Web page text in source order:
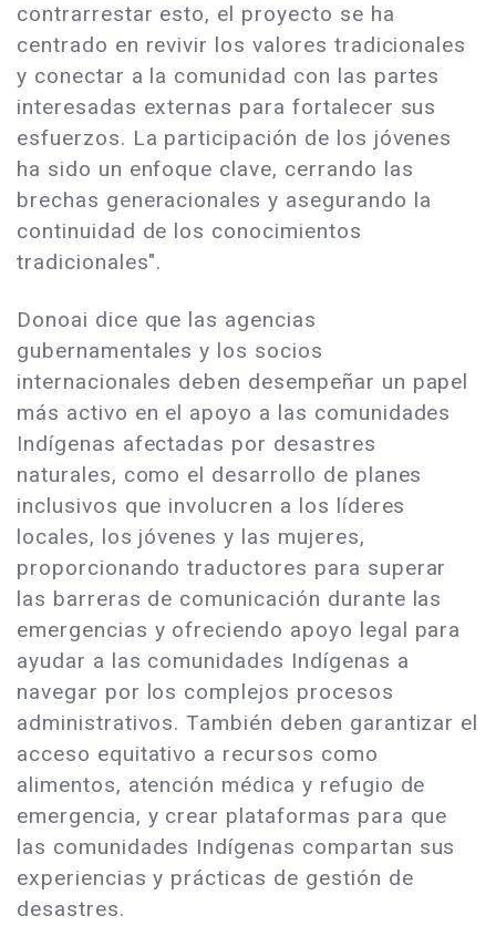
contrarrestar esto, el proyecto se ha
centrado en revivir los valores tradicionales
y conectar a la comunidad con las partes
interesadas externas para fortalecer sus
esfuerzos. La participación de los jóvenes
ha sido un enfoque clave, cerrando las
brechas generacionales y asegurando la
continuidad de los conocimientos
tradicionales".
Donoai dice que las agencias
gubernamentales y los socios
internacionales deben desempeñar un papel
más activo en el apoyo a las comunidades
Indígenas afectadas por desastres
naturales, como el desarrollo de planes
inclusivos que involucren a los líderes
locales, los jóvenes y las mujeres,
proporcionando traductores para superar
las barreras de comunicación durante las
emergencias y ofreciendo apoyo legal para
ayudar a las comunidades Indígenas a
navegar por los complejos procesos
administrativos. También deben garantizar el
acceso equitativo a recursos como
alimentos, atención médica y refugio de
emergencia, y crear plataformas para que
las comunidades Indígenas compartan sus
experiencias y prácticas de gestión de
desastres.